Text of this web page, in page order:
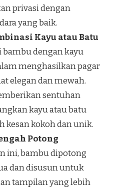
privasi dengan
yang baik.
Kayu atau Batu
bambu dengan kayu
menghasilkan pagar
elegan dan mewah.
sentuhan
kayu atau batu
kesan kokoh dan unik.
Potong
ini, bambu dipotong
dan disusun untuk
tampilan yang lebih